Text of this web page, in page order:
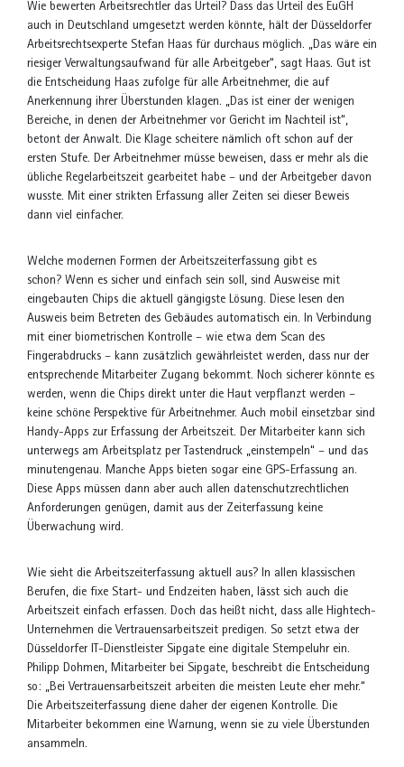
Wie bewerten Arbeitsrechtler das Urteil? Dass das Urteil des EuGH
auch in Deutschland umgesetzt werden könnte, hält der Düsseldorfer
Arbeitsrechtsexperte Stefan Haas für durchaus möglich. „Das wäre ein
riesiger Verwaltungsaufwand für alle Arbeitgeber“, sagt Haas. Gut ist
die Entscheidung Haas zufolge für alle Arbeitnehmer, die auf
Anerkennung ihrer Überstunden klagen. „Das ist einer der wenigen
Bereiche, in denen der Arbeitnehmer vor Gericht im Nachteil ist“,
betont der Anwalt. Die Klage scheitere nämlich oft schon auf der
ersten Stufe. Der Arbeitnehmer müsse beweisen, dass er mehr als die
übliche Regelarbeitszeit gearbeitet habe – und der Arbeitgeber davon
wusste. Mit einer strikten Erfassung aller Zeiten sei dieser Beweis
dann viel einfacher.
Welche modernen Formen der Arbeitszeiterfassung gibt es
schon? Wenn es sicher und einfach sein soll, sind Ausweise mit
eingebauten Chips die aktuell gängigste Lösung. Diese lesen den
Ausweis beim Betreten des Gebäudes automatisch ein. In Verbindung
mit einer biometrischen Kontrolle – wie etwa dem Scan des
Fingerabdrucks – kann zusätzlich gewährleistet werden, dass nur der
entsprechende Mitarbeiter Zugang bekommt. Noch sicherer könnte es
werden, wenn die Chips direkt unter die Haut verpflanzt werden –
keine schöne Perspektive für Arbeitnehmer. Auch mobil einsetzbar sind
Handy-Apps zur Erfassung der Arbeitszeit. Der Mitarbeiter kann sich
unterwegs am Arbeitsplatz per Tastendruck „einstempeln“ – und das
minutengenau. Manche Apps bieten sogar eine GPS-Erfassung an.
Diese Apps müssen dann aber auch allen datenschutzrechtlichen
Anforderungen genügen, damit aus der Zeiterfassung keine
Überwachung wird.
Wie sieht die Arbeitszeiterfassung aktuell aus? In allen klassischen
Berufen, die fixe Start- und Endzeiten haben, lässt sich auch die
Arbeitszeit einfach erfassen. Doch das heißt nicht, dass alle Hightech-
Unternehmen die Vertrauensarbeitszeit predigen. So setzt etwa der
Düsseldorfer IT-Dienstleister Sipgate eine digitale Stempeluhr ein.
Philipp Dohmen, Mitarbeiter bei Sipgate, beschreibt die Entscheidung
so: „Bei Vertrauensarbeitszeit arbeiten die meisten Leute eher mehr.“
Die Arbeitszeiterfassung diene daher der eigenen Kontrolle. Die
Mitarbeiter bekommen eine Warnung, wenn sie zu viele Überstunden
ansammeln.